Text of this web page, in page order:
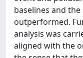
baselines and
outperformed.
analysis was
aligned with the